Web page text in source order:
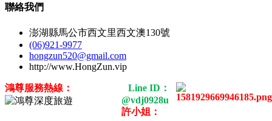
聯絡我們
澎湖縣馬公市西文里西文澳130號
(06)921-9977
hongzun520@gmail.com
http://www.HongZun.vip
鴻尊服務熱線：
Line ID：
@vdj0928u
許小姐：